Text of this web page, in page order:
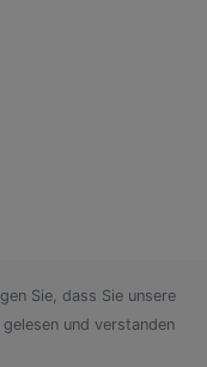
Sie, dass Sie unsere
gelesen und verstanden